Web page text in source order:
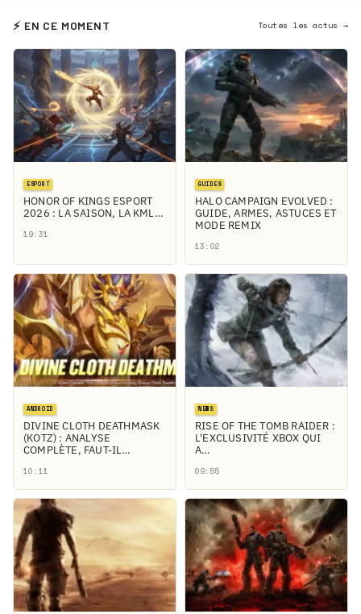
⚡ EN CE MOMENT Toutes les actus →
ESPORT
HONOR OF KINGS ESPORT
2026 : LA SAISON, LA KML…
19:31
GUIDES
HALO CAMPAIGN EVOLVED :
GUIDE, ARMES, ASTUCES ET
MODE REMIX
13:02
ANDROID
DIVINE CLOTH DEATHMASK
(KOTZ) : ANALYSE
COMPLÈTE, FAUT-IL…
10:11
NEWS
RISE OF THE TOMB RAIDER :
L'EXCLUSIVITÉ XBOX QUI
A…
09:55